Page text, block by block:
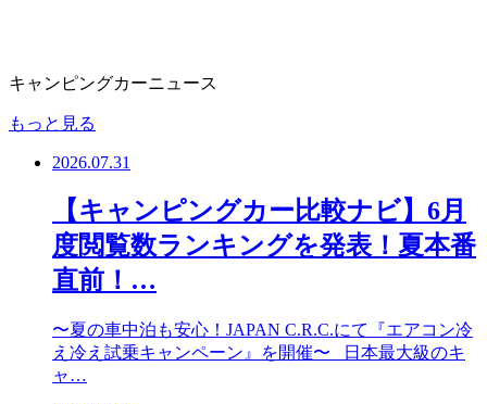
キャンピングカーニュース
もっと見る
2026.07.31
【キャンピングカー比較ナビ】6月
度閲覧数ランキングを発表！夏本番
直前！…
〜夏の車中泊も安心！JAPAN C.R.C.にて『エアコン冷
え冷え試乗キャンペーン』を開催〜 日本最大級のキ
ャ…